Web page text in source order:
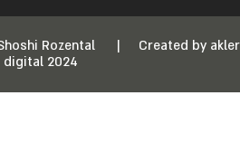
Rozental | Created by akler
digital 2024